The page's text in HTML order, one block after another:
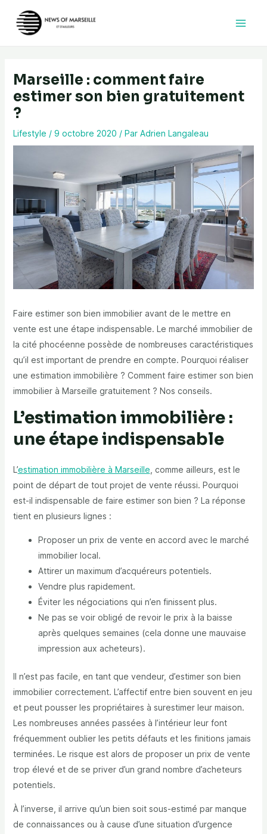
contenu
Marseille : comment faire
estimer son bien gratuitement
?
Lifestyle / 9 octobre 2020 / Par Adrien Langaleau
Faire estimer son bien immobilier avant de le mettre en
vente est une étape indispensable. Le marché immobilier de
la cité phocéenne possède de nombreuses caractéristiques
qu’il est important de prendre en compte. Pourquoi réaliser
une estimation immobilière ? Comment faire estimer son bien
immobilier à Marseille gratuitement ? Nos conseils.
L’estimation immobilière :
une étape indispensable
L’estimation immobilière à Marseille , comme ailleurs, est le
point de départ de tout projet de vente réussi. Pourquoi
est-il indispensable de faire estimer son bien ? La réponse
tient en plusieurs lignes :
Proposer un prix de vente en accord avec le marché
immobilier local.
Attirer un maximum d’acquéreurs potentiels.
Vendre plus rapidement.
Éviter les négociations qui n’en finissent plus.
Ne pas se voir obligé de revoir le prix à la baisse
après quelques semaines (cela donne une mauvaise
impression aux acheteurs).
Il n’est pas facile, en tant que vendeur, d’estimer son bien
immobilier correctement. L’affectif entre bien souvent en jeu
et peut pousser les propriétaires à surestimer leur maison.
Les nombreuses années passées à l’intérieur leur font
fréquemment oublier les petits défauts et les finitions jamais
terminées. Le risque est alors de proposer un prix de vente
trop élevé et de se priver d’un grand nombre d’acheteurs
potentiels.
À l’inverse, il arrive qu’un bien soit sous-estimé par manque
de connaissances ou à cause d’une situation d’urgence